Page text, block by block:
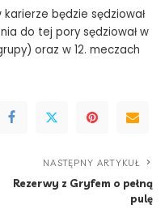
będzie sędziował
do tej pory sędziował w
oraz w 12. meczach
NASTĘPNY ARTYKUŁ
Rezerwy z Gryfem o pełną
pulę